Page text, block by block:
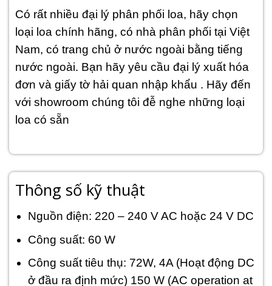
Có rất nhiều đại lý phân phối loa, hãy chọn
loại loa chính hãng, có nhà phân phối tại Việt
Nam, có trang chủ ở nước ngoài bằng tiếng
nước ngoài. Bạn hãy yêu cầu đại lý xuất hóa
đơn và giấy tờ hải quan nhập khẩu . Hãy đến
với showroom chúng tôi đễ nghe những loại
loa có sẵn
Thông số kỹ thuật
Nguồn điện: 220 – 240 V AC hoặc 24 V DC
Công suất: 60 W
Công suất tiêu thụ: 72W, 4A (Hoạt động DC
ở đầu ra định mức) 150 W (AC operation at